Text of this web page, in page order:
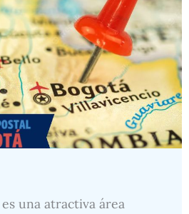
una atractiva área